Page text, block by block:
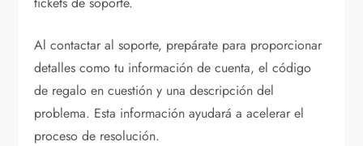
Al contactar al soporte, prepárate para proporcionar
detalles como tu información de cuenta, el código
de regalo en cuestión y una descripción del
problema. Esta información ayudará a acelerar el
proceso de resolución.